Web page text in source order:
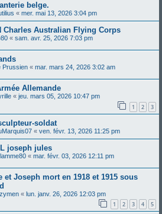
belge.
« mer. mai 13, 2026 3:04 pm
Charles Australian Flying Corps
« sam. avr. 25, 2026 7:03 pm
Prussien « mar. mars 24, 2026 3:02 am
Allemande
« jeu. mars 05, 2026 10:47 pm
1 2 3
soldat
« ven. févr. 13, 2026 11:25 pm
joseph jules
« mar. févr. 03, 2026 12:11 pm
et Joseph mort en 1918 et 1915 sous
« lun. janv. 26, 2026 12:03 pm
1 2 3 4 5